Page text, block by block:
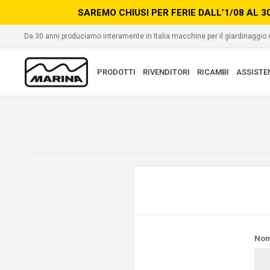
SAREMO CHIUSI PER FERIE DALL’1/08 AL
Da 30 anni produciamo interamente in Italia macchine per il
PRODOTTI RIVENDITORI RICAMBI